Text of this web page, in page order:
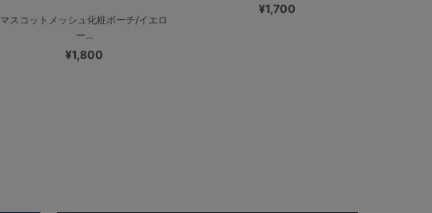
マスコットメッシュ化粧ポーチ/イエロ
ー...
¥1,800
¥1,700